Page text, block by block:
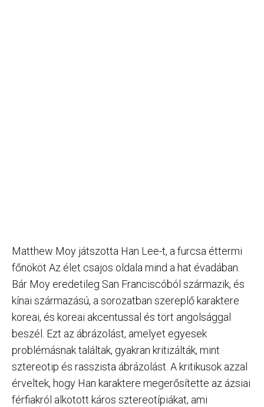
Matthew Moy játszotta Han Lee-t, a furcsa éttermi
főnököt Az élet csajos oldala mind a hat évadában.
Bár Moy eredetileg San Franciscóból származik, és
kínai származású, a sorozatban szereplő karaktere
koreai, és koreai akcentussal és tört angolsággal
beszél. Ezt az ábrázolást, amelyet egyesek
problémásnak találtak, gyakran kritizálták, mint
sztereotip és rasszista ábrázolást. A kritikusok azzal
érveltek, hogy Han karaktere megerősítette az ázsiai
férfiakról alkotott káros sztereotípiákat, ami